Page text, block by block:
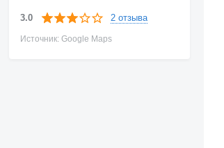
3.0 2 отзыва
Источник: Google Maps